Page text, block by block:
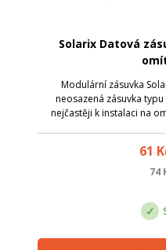
Solarix Datová
Modulární zásuvka
neosazená zásuvka
nejčastěji k instalaci na
61
74